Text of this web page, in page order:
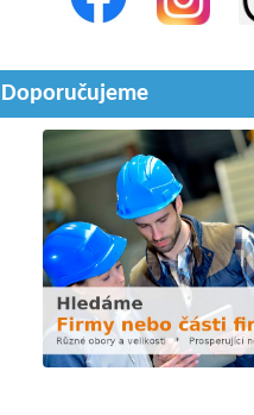
Doporučujeme